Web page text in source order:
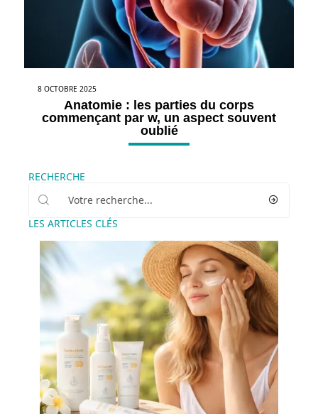
8 OCTOBRE 2025
Anatomie : les parties du corps
commençant par w, un aspect souvent
oublié
RECHERCHE
LES ARTICLES CLÉS